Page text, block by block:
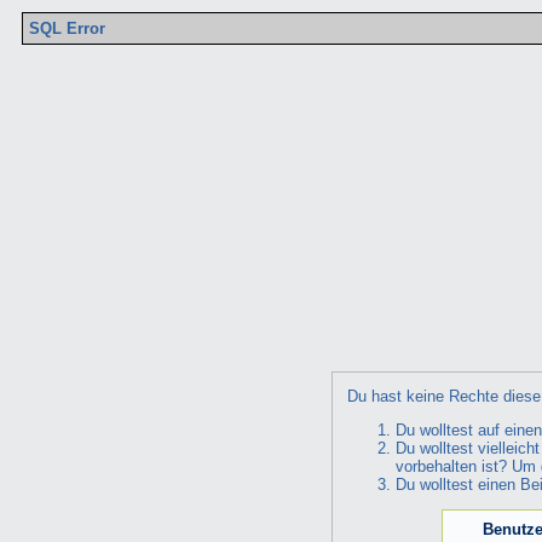
Du hast keine Rechte
Du wolltest auf
Du wolltest
vorbehalten ist?
Du wolltest einen
SQL Error